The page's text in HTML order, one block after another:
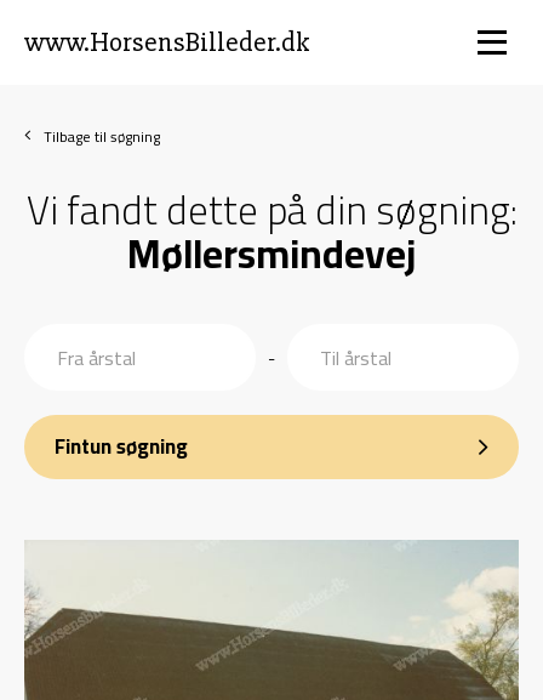
www.HorsensBilleder.dk
Tilbage til søgning
Vi fandt dette på din søgning:
Møllersmindevej
-
Fintun søgning